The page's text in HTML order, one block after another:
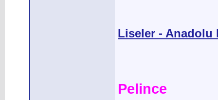
Liseler - Anadolu
Pelince